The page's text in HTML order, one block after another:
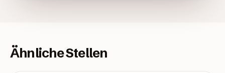
Ähnliche Stellen